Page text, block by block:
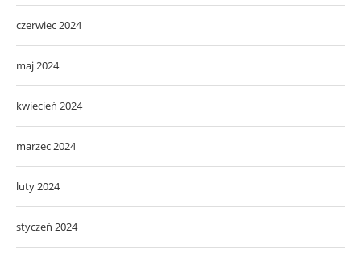
czerwiec 2024
maj 2024
kwiecień 2024
marzec 2024
luty 2024
styczeń 2024